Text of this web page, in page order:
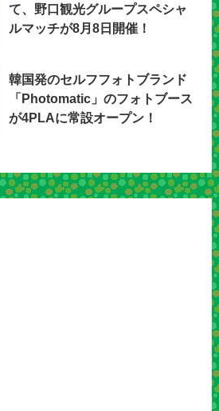
て、野口観光グループスペシャ
ルマッチが8月8日開催！
韓国発のセルフフォトブランド
「Photomatic」のフォトブース
が4PLAに常設オープン！